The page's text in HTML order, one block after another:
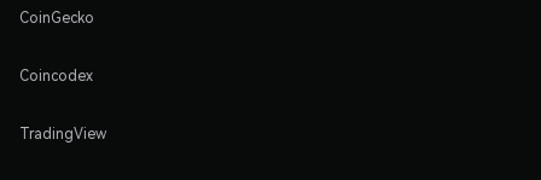
CoinGecko
Coincodex
TradingView